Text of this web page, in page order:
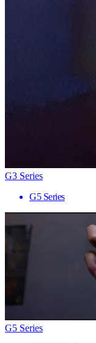
G3 Series
G5 Series
G5 Series